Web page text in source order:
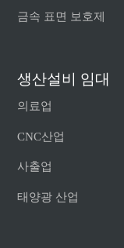
금속 표면 보호제
생산설비 임대
의료업
CNC산업
사출업
태양광 산업